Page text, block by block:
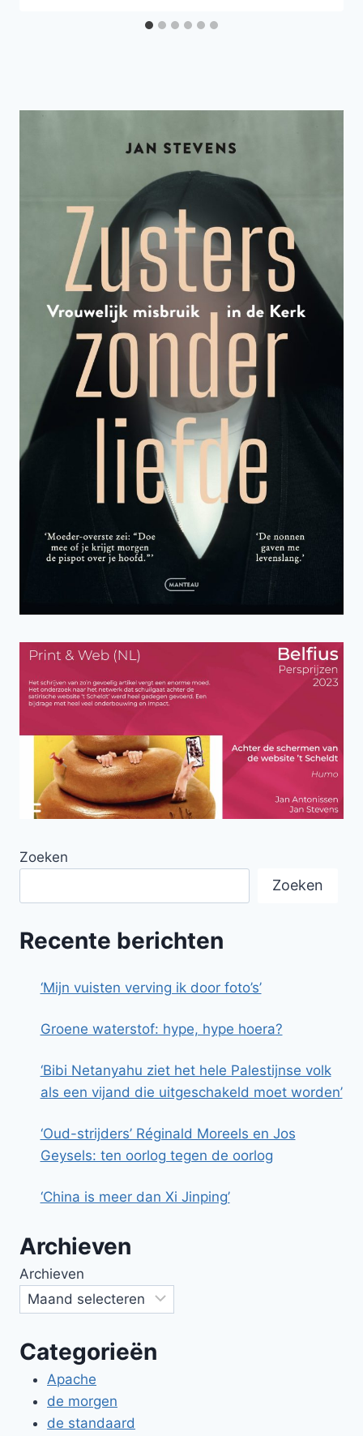
Zoeken
Zoeken
Recente berichten
‘Mijn vuisten verving ik door foto’s’
Groene waterstof: hype, hype hoera?
‘Bibi Netanyahu ziet het hele Palestijnse volk
als een vijand die uitgeschakeld moet worden’
‘Oud-strijders’ Réginald Moreels en Jos
Geysels: ten oorlog tegen de oorlog
‘China is meer dan Xi Jinping’
Archieven
Archieven
Categorieën
Apache
de morgen
de standaard